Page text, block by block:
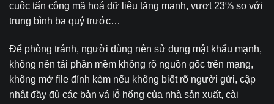
cuộc tấn công mã hoá dữ liệu tăng mạnh, vượt 23% so với
trung bình ba quý trước…
Để phòng tránh, người dùng nên sử dụng mật khẩu mạnh,
không nên tải phần mềm không rõ nguồn gốc trên mạng,
không mở file đính kèm nếu không biết rõ người gửi, cập
nhật đầy đủ các bản vá lỗ hổng của nhà sản xuất, cài